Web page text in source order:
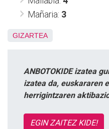
Mañaria: 3
GIZARTEA
ANBOTOKIDE izatea
izatea da, euskararen
herrigintzaren
EGIN ZAITEZ KIDE!